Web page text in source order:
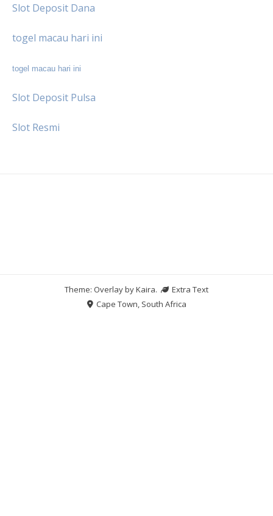
Slot Deposit Dana
togel macau hari ini
togel macau hari ini
Slot Deposit Pulsa
Slot Resmi
Theme: Overlay byKaira.
Extra Text
Cape Town, South Africa